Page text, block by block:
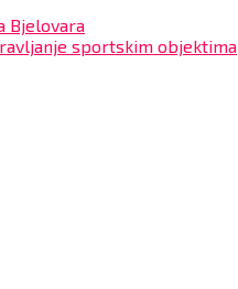
Bjelovara
sportskim objektima